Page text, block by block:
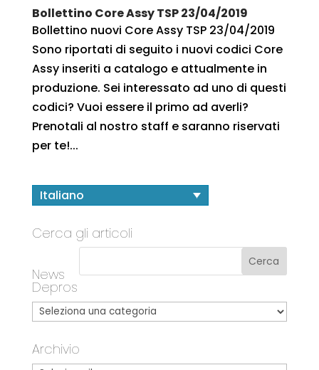
Bollettino Core Assy TSP 23/04/2019
Bollettino nuovi Core Assy TSP 23/04/2019
Sono riportati di seguito i nuovi codici Core
Assy inseriti a catalogo e attualmente in
produzione. Sei interessato ad uno di questi
codici? Vuoi essere il primo ad averli?
Prenotali al nostro staff e saranno riservati
per te!...
Italiano
Cerca gli articoli
News
Depros
Archivio